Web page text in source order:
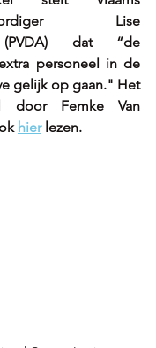
Lise
(PVDA) dat “de
personeel in de
gelijk op gaan." Het
door Femke Van
hier lezen.